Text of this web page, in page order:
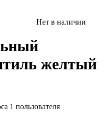
Нет в наличии
желтый
1 пользователя